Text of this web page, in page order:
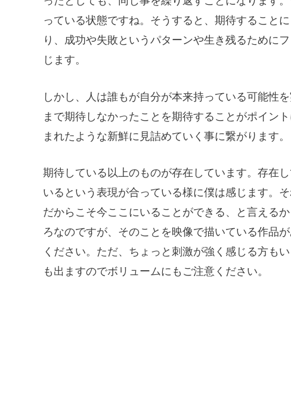
っている状態ですね。そうすると、期待すること
り、成功や失敗というパターンや生き残るために
じます。
しかし、人は誰もが自分が本来持っている可能性
まで期待しなかったことを期待することがポイン
まれたような新鮮に見詰めていく事に繋がります。
期待している以上のものが存在しています。存在
いるという表現が合っている様に僕は感じます。
だからこそ今ここにいることができる、と言える
ろなのですが、そのことを映像で描いている作品
ください。ただ、ちょっと刺激が強く感じる方も
も出ますのでボリュームにもご注意ください。